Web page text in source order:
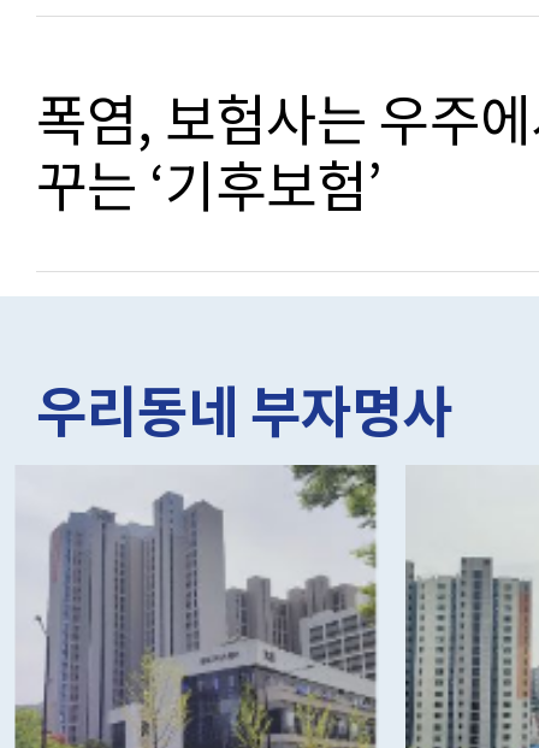
폭염, 보험사는 우주
꾸는 ‘기후보험’
우리동네 부자명사